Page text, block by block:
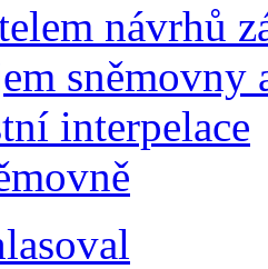
návrhů
interpelace